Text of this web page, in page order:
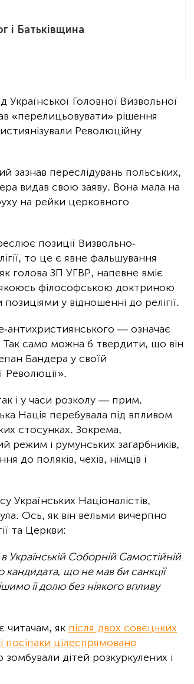
і Батьківщина
Головної Визвольної
«перелицьовувати» рішення
Революційну
зазнав переслідувань польських,
видав свою заяву. Вона мала на
на рейки церковного
позиції Визвольно-
то це є явне фальшування
голова ЗП УГВР, напевне вміє
якоюсь філософською доктриною
у відношенні до релігії.
антихристиянського — означає
само можна б твердити, що він
Бандера у своїй
Революції».
і у часи розколу — прим.
Нація перебувала під впливом
стосунках. Зокрема,
режим і румунських загарбників,
до поляків, чехів, німців і
Українських Націоналістів,
Ось, як він вельми вичерпно
та Церкви:
Соборній Самостійній
що не мав би санкції
її долю без ніякого впливу
читачам, як після двох совєцьких
посіпаки цілеспрямовано
дітей розкуркулених і